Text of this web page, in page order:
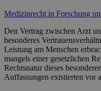
Medizinrecht in Forschung
Den Vertrag zwischen Arzt
besonderes
Leistung am Menschen
mangels einer gesetzlichen
Rechtsnatur dieses
Auffassungen existierten